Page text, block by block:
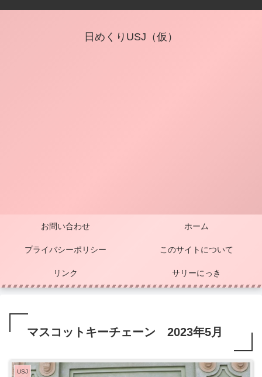
日めくりUSJ（仮）
お問い合わせ ホーム
プライバシーポリシー このサイトについて
リンク サリーにっき
マスコットキーチェーン 2023年5月
USJ